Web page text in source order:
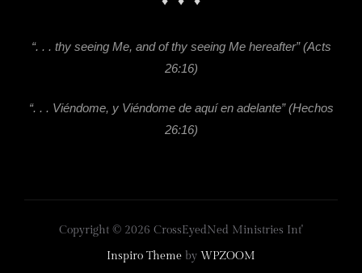
“. . . thy seeing Me, and of thy seeing Me hereafter”(Acts
26:16)
“. . . Viéndome, y Viéndome de aquí en adelante” (Hechos
26:16)
Copyright © 2026 CrossEyedNed Ministries Int'
Inspiro Theme by WPZOOM